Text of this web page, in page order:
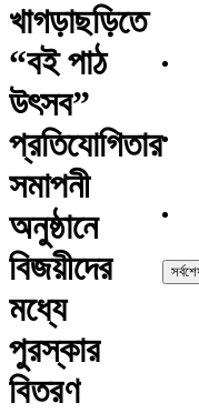
খাগড়াছড়িতে
“বই পাঠ
উৎসব”
প্রতিযোগিতার
সমাপনী
অনুষ্ঠানে
বিজয়ীদের
মধ্যে
পুরস্কার
বিতরণ